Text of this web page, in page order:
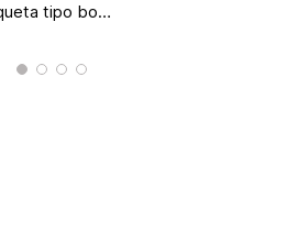
Chaqueta tipo bomber